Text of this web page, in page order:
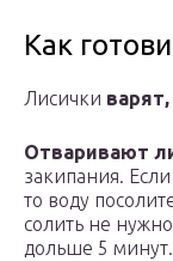
Как
Лисички
Отваривают
закипания.
то воду
солить не
дольше 5 минут.